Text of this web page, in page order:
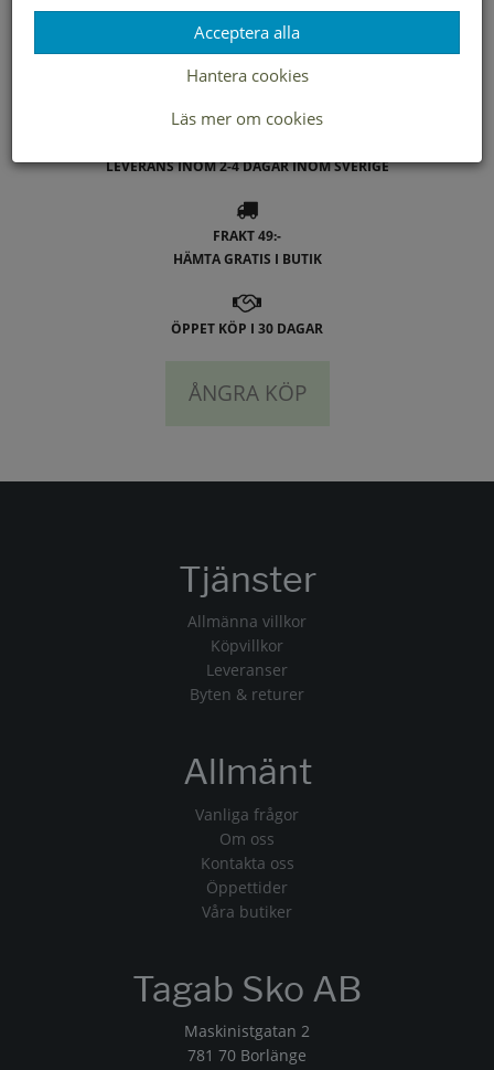
- Wildflower
LEVERANS INOM 2-4 DAGAR INOM SVERIGE
FRAKT 49:-
HÄMTA GRATIS I BUTIK
ÖPPET KÖP I 30 DAGAR
ÅNGRA KÖP
Acceptera alla
Hantera cookies
Läs mer om cookies
Tjänster
Allmänna villkor
Köpvillkor
Leveranser
Byten & returer
Allmänt
Vanliga frågor
Om oss
Kontakta oss
Öppettider
Våra butiker
Tagab Sko AB
Maskinistgatan 2
781 70 Borlänge